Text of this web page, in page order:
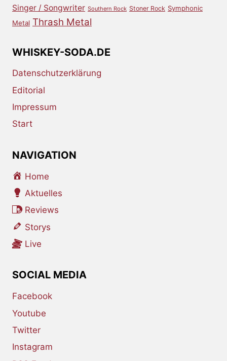
Singer / Songwriter Southern Rock Stoner Rock Symphonic
Metal Thrash Metal
WHISKEY-SODA.DE
Datenschutzerklärung
Editorial
Impressum
Start
NAVIGATION
Home
Aktuelles
Reviews
Storys
Live
SOCIAL MEDIA
Facebook
Youtube
Twitter
Instagram